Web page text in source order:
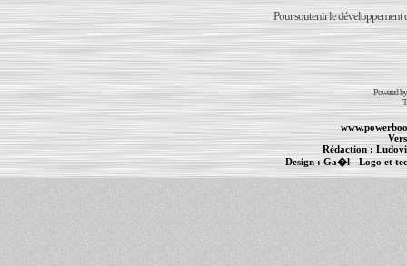
Pour soutenir le développement
Powered
Rédaction :
Design :Ga�l- Logo et
PowerBook